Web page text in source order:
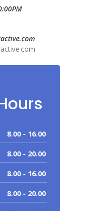
8.00 - 16.00
8.00 - 20.00
8.00 - 16.00
8.00 - 20.00